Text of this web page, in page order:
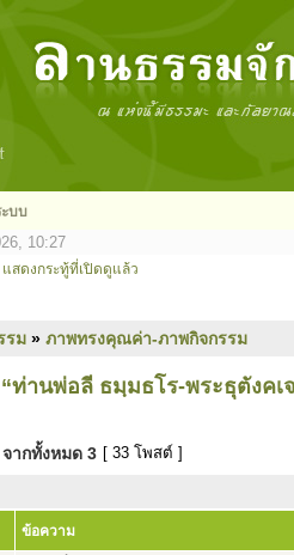
ะบบ
10:27
แสดงกระทู้ที่เปิดดูแล้ว
รม » ภาพทรงคุณค่า-ภาพกิจกรรม
ท่านพ่อลี ธมฺมธโร-พระธุตังคเ
จากทั้งหมด 3 [ 33 โพสต์ ]
ข้อความ